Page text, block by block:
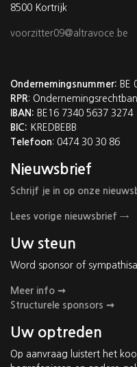
8500 Kortrijk
voorzitter09@altravoce.be
Ondernemingsnummer: BE
RPR:
IBAN: BE16 7340 5637 3274
BIC: KREDBEBB
Telefoon: 0474 30 30 86
Nieuwsbrief
Schrijf je in op onze
Lees vorige nieuwsbrief →
Uw steun
Word sponsor of
Meer info ➞
Structurele sponsors ➞
Uw optreden
Op aanvraag luistert het